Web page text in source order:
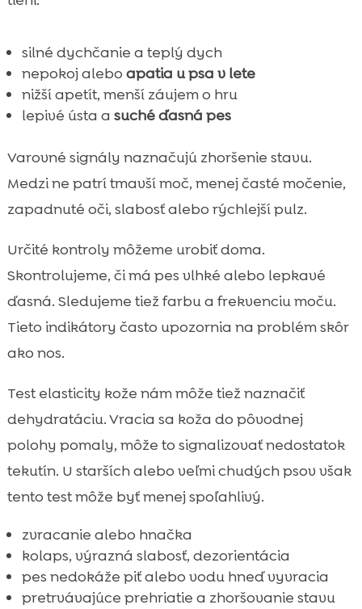
silné dychčanie a teplý dych
nepokoj alebo apatia u psa v lete
nižší apetít, menší záujem o hru
lepivé ústa a suché ďasná pes
Varovné signály naznačujú zhoršenie stavu.
Medzi ne patrí tmavší moč, menej časté močenie,
zapadnuté oči, slabosť alebo rýchlejší pulz.
Určité kontroly môžeme urobiť doma.
Skontrolujeme, či má pes vlhké alebo lepkavé
ďasná. Sledujeme tiež farbu a frekvenciu moču.
Tieto indikátory často upozornia na problém skôr
ako nos.
Test elasticity kože nám môže tiež naznačiť
dehydratáciu. Vracia sa koža do pôvodnej
polohy pomaly, môže to signalizovať nedostatok
tekutín. U starších alebo veľmi chudých psov však
tento test môže byť menej spoľahlivý.
zvracanie alebo hnačka
kolaps, výrazná slabosť, dezorientácia
pes nedokáže piť alebo vodu hneď vyvracia
pretrvávajúce prehriatie a zhoršovanie stavu